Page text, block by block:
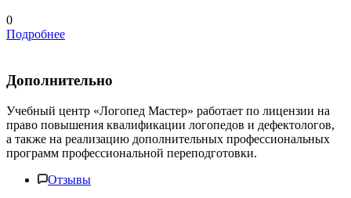
0
Подробнее
Дополнительно
Учебный центр «Логопед Мастер» работает по лицензии на
право повышения квалификации логопедов и дефектологов,
а также на реализацию дополнительных профессиональных
программ профессиональной переподготовки.
Отзывы